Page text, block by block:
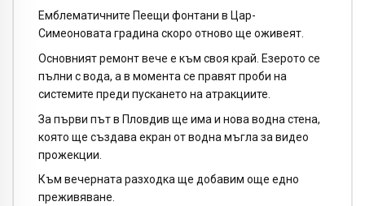
Емблематичните Пеещи фонтани в Цар-
Симеоновата градина скоро отново ще оживеят.
Основният ремонт вече е към своя край. Езерото се
пълни с вода, а в момента се правят проби на
системите преди пускането на атракциите.
За първи път в Пловдив ще има и нова водна стена,
която ще създава екран от водна мъгла за видео
прожекции.
Към вечерната разходка ще добавим още едно
преживяване.